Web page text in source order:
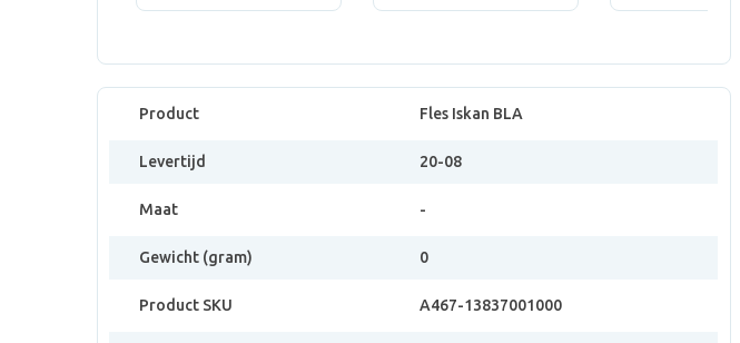
Product Fles Iskan BLA
Levertijd 20-08
Maat -
Gewicht (gram) 0
Product SKU A467-13837001000